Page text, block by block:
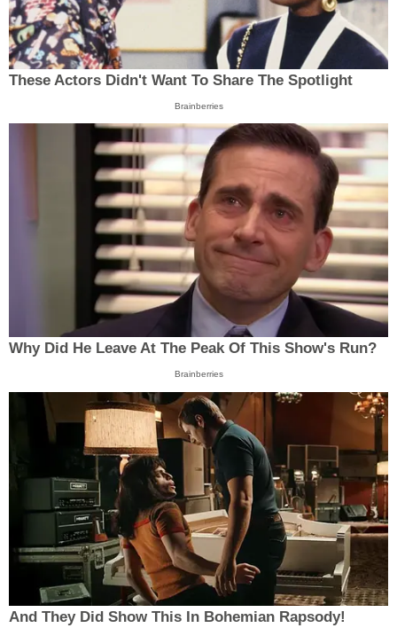
These Actors Didn't Want To Share The Spotlight
Brainberries
Why Did He Leave At The Peak Of This Show's Run?
Brainberries
And They Did Show This In Bohemian Rapsody!